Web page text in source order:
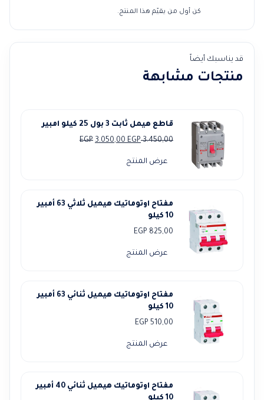
كن أول من يقيّم هذا المنتج.
قد يناسبك أيضاً
منتجات مشابهة
قاطع هيمل ثابت 3 بول 25 كيلو امبير
3.450,00
EGP
السعر 3.050,00EGP
السعر
عرض المنتج
مفتاح اوتوماتيك هيميل ثلاثي 63 أمبير
10 كيلو
825,00
EGP
عرض المنتج
مفتاح اوتوماتيك هيميل ثنائي 63 أمبير
10 كيلو
510,00
EGP
عرض المنتج
مفتاح اوتوماتيك هيميل ثنائي 40 أمبير
10 كيلو